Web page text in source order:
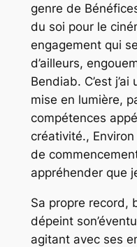
genre de
du soi pour le
engagement qui
d’ailleurs,
Bendiab. C’est
mise en lumière,
compétences
créativité.,
de
appréhender que
Sa propre record,
dépeint
agitant avec ses